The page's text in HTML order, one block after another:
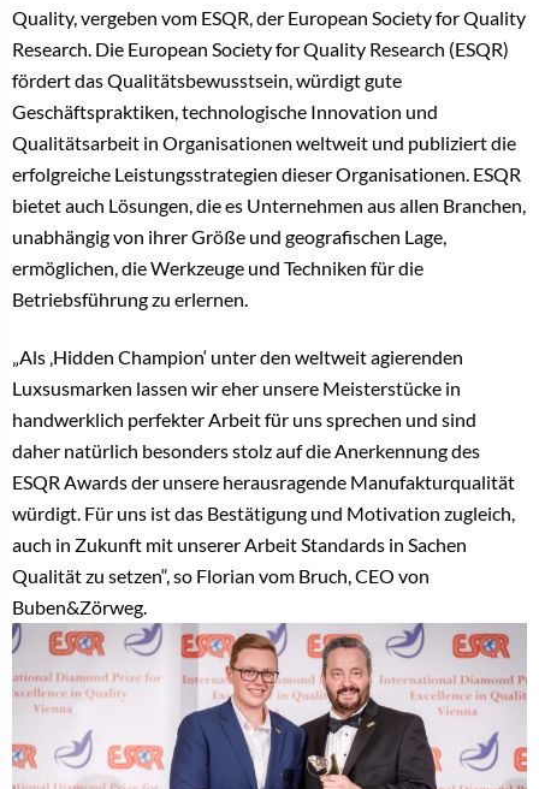
Quality, vergeben vom ESQR, der European Society for Quality
Research. Die European Society for Quality Research (ESQR)
fördert das Qualitätsbewusstsein, würdigt gute
Geschäftspraktiken, technologische Innovation und
Qualitätsarbeit in Organisationen weltweit und publiziert die
erfolgreiche Leistungsstrategien dieser Organisationen. ESQR
bietet auch Lösungen, die es Unternehmen aus allen Branchen,
unabhängig von ihrer Größe und geografischen Lage,
ermöglichen, die Werkzeuge und Techniken für die
Betriebsführung zu erlernen.
„Als ‚Hidden Champion‘ unter den weltweit agierenden
Luxsusmarken lassen wir eher unsere Meisterstücke in
handwerklich perfekter Arbeit für uns sprechen und sind
daher natürlich besonders stolz auf die Anerkennung des
ESQR Awards der unsere herausragende Manufakturqualität
würdigt. Für uns ist das Bestätigung und Motivation zugleich,
auch in Zukunft mit unserer Arbeit Standards in Sachen
Qualität zu setzen“, so Florian vom Bruch, CEO von
Buben&Zörweg.